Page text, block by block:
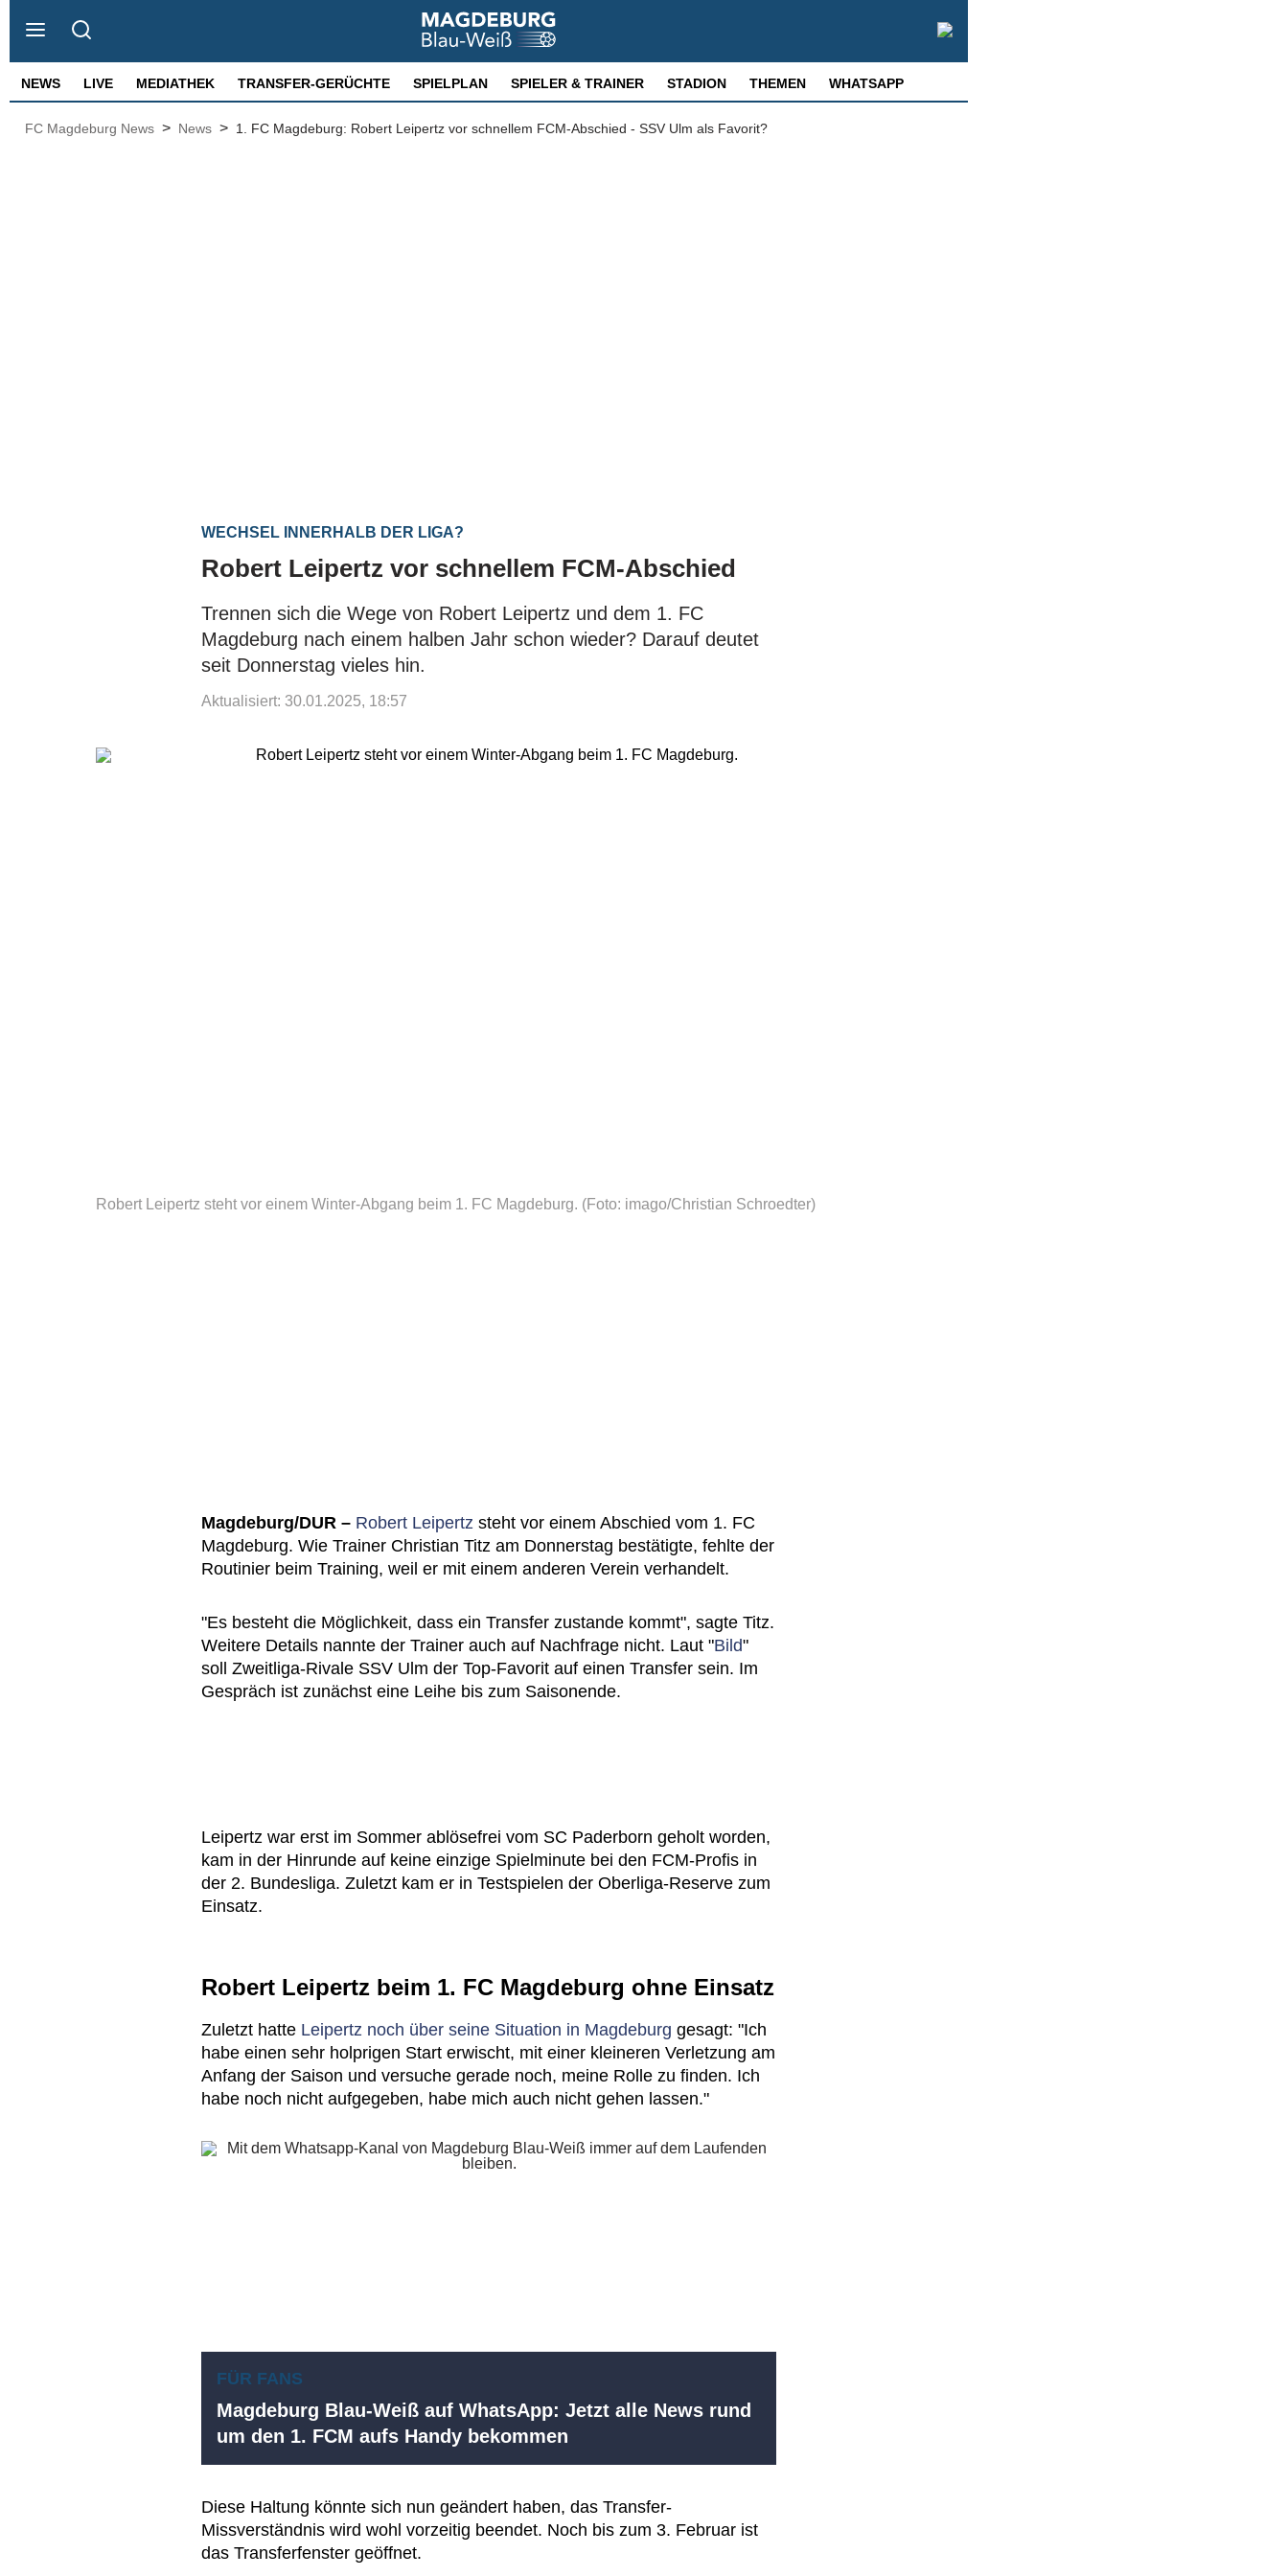
NEWS LIVE MEDIATHEK TRANSFER-GERÜCHTE SPIELPLAN SPIELER & TRAINER STADION THEMEN WHATSAPP
FC Magdeburg News > News > 1. FC Magdeburg: Robert Leipertz vor schnellem FCM-Abschied - SSV Ulm als Favorit?
WECHSEL INNERHALB DER LIGA?
Robert Leipertz vor schnellem FCM-Abschied
Trennen sich die Wege von Robert Leipertz und dem 1. FC
Magdeburg nach einem halben Jahr schon wieder? Darauf deutet
seit Donnerstag vieles hin.
Aktualisiert: 30.01.2025, 18:57
Robert Leipertz steht vor einem Winter-Abgang beim 1. FC Magdeburg. (Foto: imago/Christian Schroedter)
Magdeburg/DUR – Robert Leipertz steht vor einem Abschied vom 1. FC
Magdeburg. Wie Trainer Christian Titz am Donnerstag bestätigte, fehlte der
Routinier beim Training, weil er mit einem anderen Verein verhandelt.
"Es besteht die Möglichkeit, dass ein Transfer zustande kommt", sagte Titz.
Weitere Details nannte der Trainer auch auf Nachfrage nicht. Laut "Bild"
soll Zweitliga-Rivale SSV Ulm der Top-Favorit auf einen Transfer sein. Im
Gespräch ist zunächst eine Leihe bis zum Saisonende.
Leipertz war erst im Sommer ablösefrei vom SC Paderborn geholt worden,
kam in der Hinrunde auf keine einzige Spielminute bei den FCM-Profis in
der 2. Bundesliga. Zuletzt kam er in Testspielen der Oberliga-Reserve zum
Einsatz.
Robert Leipertz beim 1. FC Magdeburg ohne Einsatz
Zuletzt hatte Leipertz noch über seine Situation in Magdeburg gesagt: "Ich
habe einen sehr holprigen Start erwischt, mit einer kleineren Verletzung am
Anfang der Saison und versuche gerade noch, meine Rolle zu finden. Ich
habe noch nicht aufgegeben, habe mich auch nicht gehen lassen."
FÜR FANS
Magdeburg Blau-Weiß auf WhatsApp: Jetzt alle News rund
um den 1. FCM aufs Handy bekommen
Diese Haltung könnte sich nun geändert haben, das Transfer-
Missverständnis wird wohl vorzeitig beendet. Noch bis zum 3. Februar ist
das Transferfenster geöffnet.